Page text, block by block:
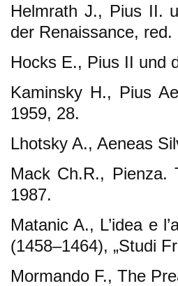
Helmrath J., Pius II.
der Renaissance,
Hocks E., Pius II und
Kaminsky H., Pius
1959, 28.
Lhotsky A., Aeneas
Mack Ch.R., Pienza.
1987.
Matanic A., L’idea e
(1458–1464), „Studi
Mormando F., The